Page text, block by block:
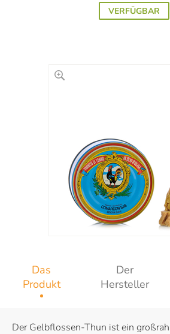
VERFÜGBAR
Das
Produkt
Der
Hersteller
Der Gelbflossen-Thun ist ein